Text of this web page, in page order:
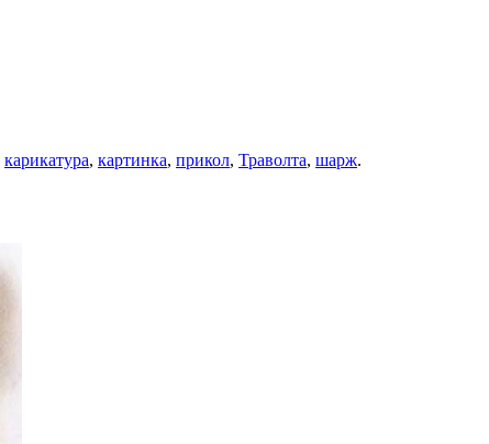
карикатура, картинка, прикол, Траволта, шарж.